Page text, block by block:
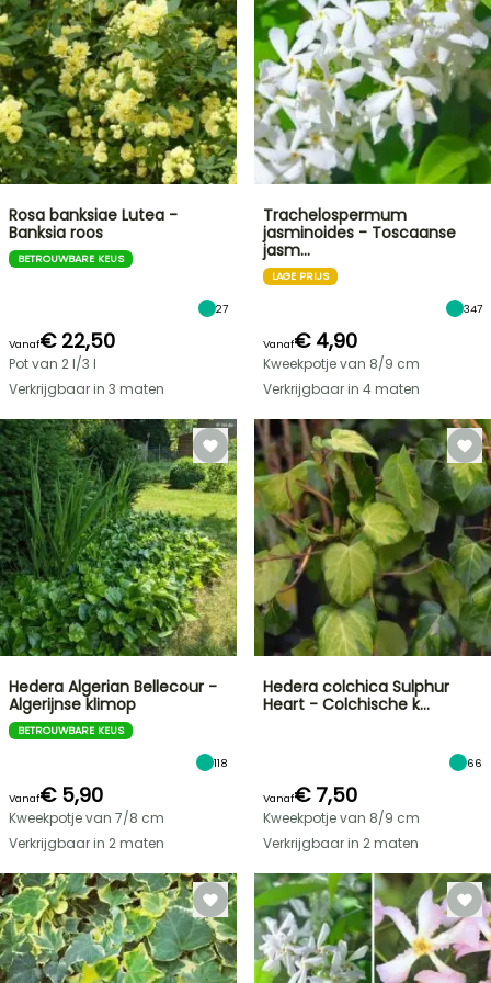
FLASH-
SALES
TOT
Rosa banksiae Lutea -
Banksia roos
BETROUWBARE KEUS
27
Vanaf€ 22,50
Pot van 2 l/3 l
Verkrijgbaar in 3 maten
Trachelospermum
jasminoides - Toscaanse
jasm…
LAGE PRIJS
347
Vanaf€ 4,90
Kweekpotje van 8/9 cm
Verkrijgbaar in 4 maten
Hedera Algerian Bellecour -
Algerijnse klimop
BETROUWBARE KEUS
118
Vanaf€ 5,90
Kweekpotje van 7/8 cm
Verkrijgbaar in 2 maten
Hedera colchica Sulphur
Heart - Colchische k…
66
Vanaf€ 7,50
Kweekpotje van 8/9 cm
Verkrijgbaar in 2 maten